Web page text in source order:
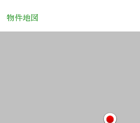
物件地図